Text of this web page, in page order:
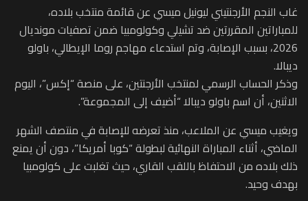
غاب النجم الأرجنتيني ليونيل ميسي عن قائمة منتخب بلاده،
للمباراتين المقررتين ضد تشيلي وكولومبيا ضمن تصفيات مونديال
2026، بسبب الإصابة، وتم استدعاء مهاجم روما الإيطالي، باولو
ديبالا.
وذكر الحساب الرسمي لمنتخب الأرجنتين، على منصة “إكس”، اليوم
الاثنين، أن اسم باولو ديبالا “أضيف إلى المجموعة”.
ويغيب ميسي عن الملاعب، منذ تعرضه للإصابة في منتصف الشهر
الماضي، أثناء المباراة النهائية لبطولة “كوبا أمريكا”، دون أن يمنع
ذلك بلاده من الاحتفاظ باللقب القاري، حيث تغلبت على كولومبيا
بهدف وحيد.